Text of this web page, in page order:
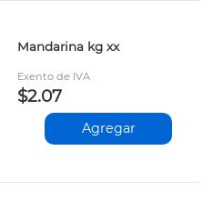
Mandarina kg xx
Exento de IVA
$2.07
Agregar